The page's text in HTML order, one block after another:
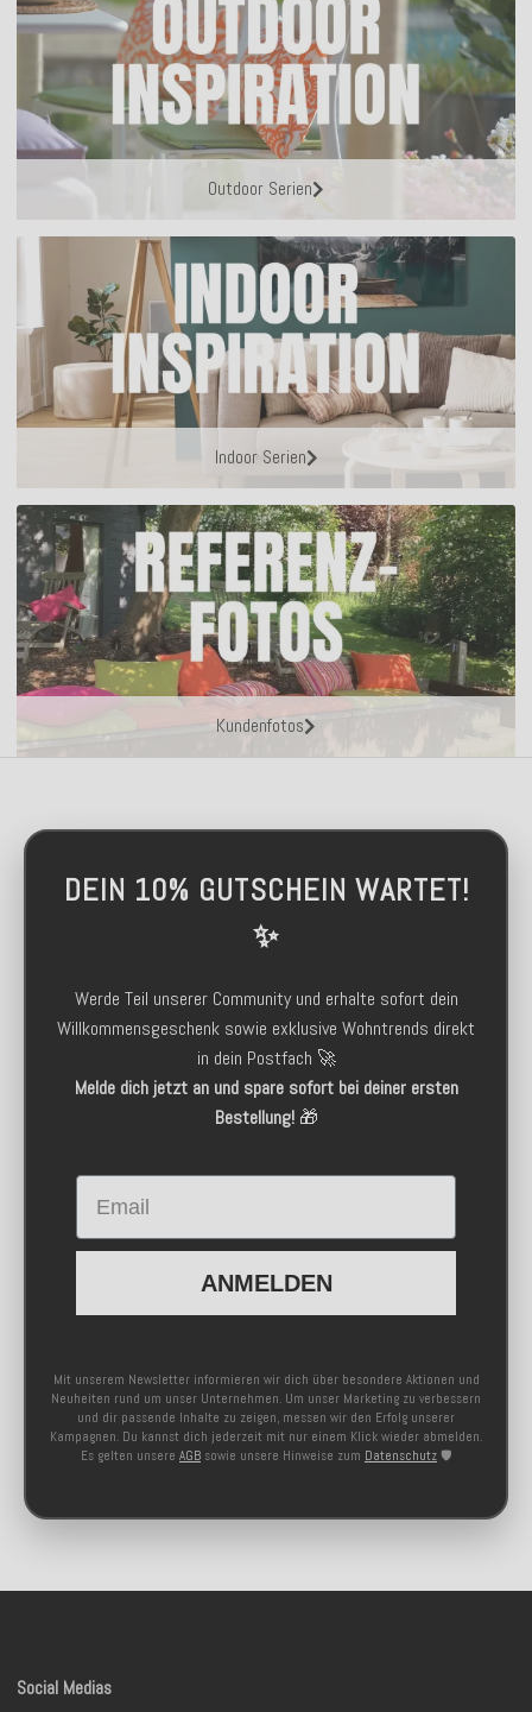
Outdoor Serien
Indoor Serien
Kundenfotos
DEIN 10% GUTSCHEIN WARTET!
✨
Werde Teil unserer Community und erhalte sofort dein
Willkommensgeschenk sowie exklusive Wohntrends direkt
in dein Postfach 🚀
Melde dich jetzt an und spare sofort bei deiner ersten
Bestellung!🎁
Email
ANMELDEN
Mit unserem Newsletter informieren wir dich über besondere Aktionen und
Neuheiten rund um unser Unternehmen. Um unser Marketing zu verbessern
und dir passende Inhalte zu zeigen, messen wir den Erfolg unserer
Kampagnen. Du kannst dich jederzeit mit nur einem Klick wieder abmelden.
Es gelten unsere AGB sowie unsere Hinweise zum Datenschutz 🛡️
Social Medias